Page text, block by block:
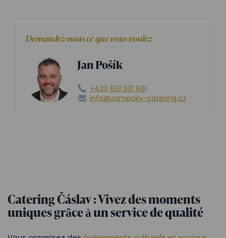
Demandez-nous ce que vous voulez
Jan Pošík
+420 601 301 601
info@zamecky-catering.cz
Catering Čáslav : Vivez des moments
uniques grâce à un service de qualité